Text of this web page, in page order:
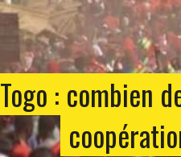
Togo : combien